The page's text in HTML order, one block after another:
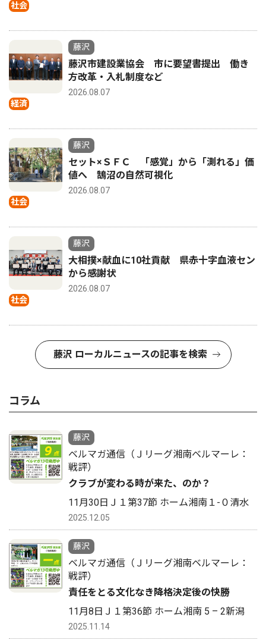
社会
経済
藤沢
藤沢市建設業協会 市に要望書提出 働き
方改革・入札制度など
2026.08.07
社会
藤沢
セット×ＳＦＣ 「感覚」から「測れる」価
値へ 鵠沼の自然可視化
2026.08.07
社会
藤沢
大相撲×献血に10社貢献 県赤十字血液セン
から感謝状
2026.08.07
藤沢 ローカルニュースの記事を検索
コラム
藤沢
ベルマガ通信（Ｊリーグ湘南ベルマーレ：
戦評）
クラブが変わる時が来た、のか？
11月30日Ｊ１第37節 ホーム湘南１-０清水
2025.12.05
藤沢
ベルマガ通信（Ｊリーグ湘南ベルマーレ：
戦評）
責任をとる文化なき降格決定後の快勝
11月8日Ｊ１第36節 ホーム湘南 5 – 2新潟
2025.11.14